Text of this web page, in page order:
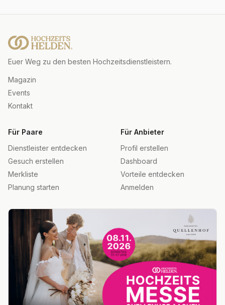
Euer Weg zu den besten Hochzeitsdienstleistern.
Magazin
Events
Kontakt
Für Paare
Dienstleister entdecken
Gesuch erstellen
Merkliste
Planung starten
Für Anbieter
Profil erstellen
Dashboard
Vorteile entdecken
Anmelden